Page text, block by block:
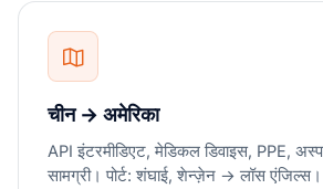
चीन → अमेरिका
API इंटरमीडिएट, मेडिकल डिवाइस, PPE,
सामग्री। पोर्ट: शंघाई, शेन्ज़ेन → लॉस